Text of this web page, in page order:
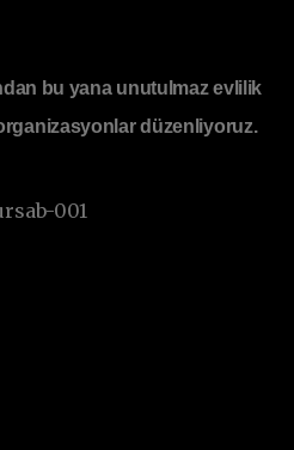
bu yana unutulmaz evlilik
düzenliyoruz.